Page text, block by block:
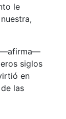
le
—afirma—
siglos
en
las